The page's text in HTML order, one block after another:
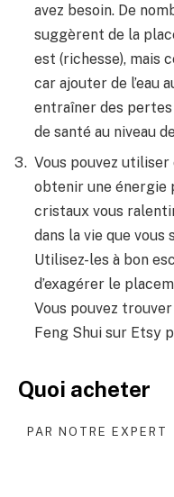
avez besoin. De
suggèrent de la
est (richesse), mais
car ajouter de l’eau
entraîner des
de santé au niveau
Vous pouvez
obtenir une énergie
cristaux vous
dans la vie que vous
Utilisez-les à bon
d’exagérer le
Vous pouvez
Feng Shui sur Etsy
Quoi acheter
PAR NOTRE EXPERT